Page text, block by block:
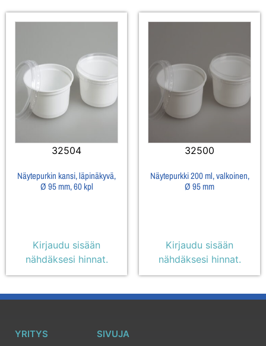
32504
Näytepurkin kansi, läpinäkyvä,
Ø 95 mm, 60 kpl
Kirjaudu sisään
nähdäksesi hinnat.
32500
Näytepurkki 200 ml, valkoinen,
Ø 95 mm
Kirjaudu sisään
nähdäksesi hinnat.
YRITYS SIVUJA